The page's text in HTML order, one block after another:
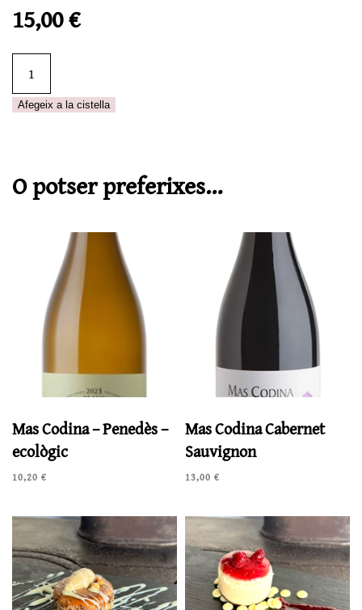
15,00€
Mas
Eco
Brut
Afegeix a la cistella
O potser preferixes…
Mas Codina – Penedès –
ecològic
10,20 €
Mas Codina Cabernet
Sauvignon
13,00 €